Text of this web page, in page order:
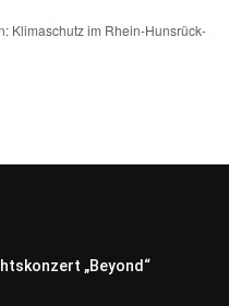
Klimaschutz im Rhein-Hunsrück-
„Beyond“